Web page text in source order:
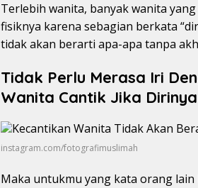
Terlebih wanita, banyak wanita
fisiknya karena sebagian berkata
tidak akan berarti apa-apa tanpa
Tidak Perlu Merasa Iri
Wanita Cantik Jika
instagram.com/fotografimuslimah
Maka untukmu yang kata orang lain